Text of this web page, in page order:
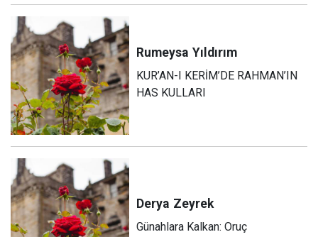
Rumeysa Yıldırım
KUR’AN-I KERİM’DE RAHMAN’IN
HAS KULLARI
Derya Zeyrek
Günahlara Kalkan: Oruç